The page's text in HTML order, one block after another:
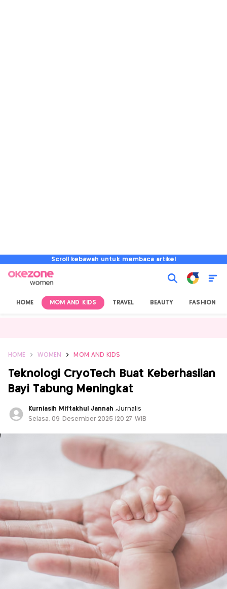
Scroll kebawah untuk membaca artikel
HOME MOM AND KIDS TRAVEL BEAUTY FASHION
HOME WOMEN MOM AND KIDS
Teknologi CryoTech Buat Keberhasilan
Bayi Tabung Meningkat
Kurniasih Miftakhul Jannah,Jurnalis
Selasa, 09 Desember 2025 |20:27 WIB